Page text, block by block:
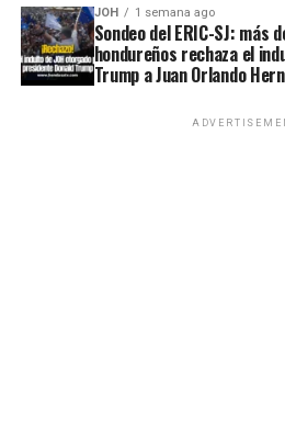
JOH 1 semana ago
Sondeo del ERIC-SJ: más
hondureños rechaza el
Trump a Juan Orlando